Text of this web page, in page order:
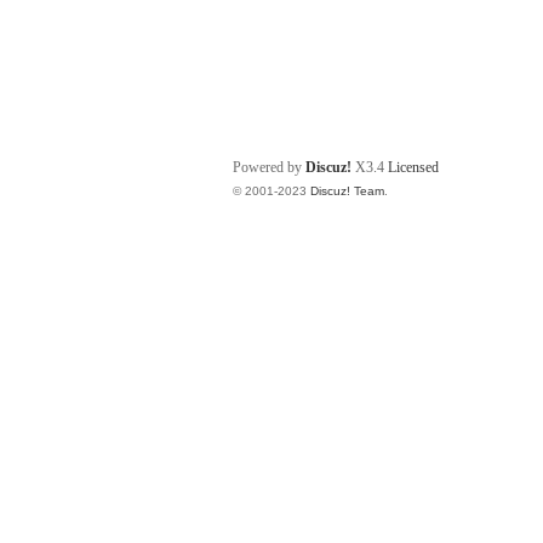
Powered by Discuz! X3.4 Licensed
© 2001-2023 Discuz! Team